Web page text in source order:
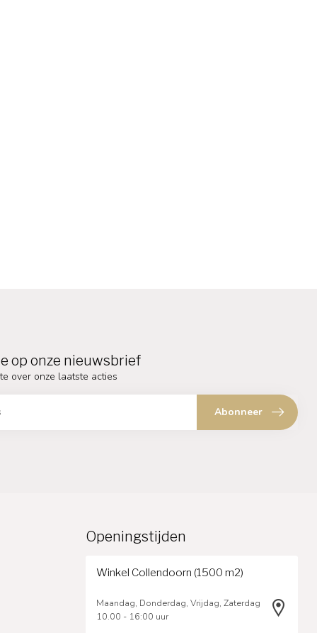
op onze nieuwsbrief
over onze laatste acties
Abonneer
Openingstijden
Winkel Collendoorn (1500 m2)
Maandag, Donderdag, Vrijdag, Zaterdag
10.00 - 16:00 uur